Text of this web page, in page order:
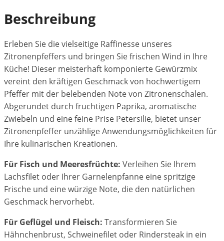
Beschreibung
Erleben Sie die vielseitige Raffinesse unseres
Zitronenpfeffers und bringen Sie frischen Wind in Ihre
Küche! Dieser meisterhaft komponierte Gewürzmix
vereint den kräftigen Geschmack von hochwertigem
Pfeffer mit der belebenden Note von Zitronenschalen.
Abgerundet durch fruchtigen Paprika, aromatische
Zwiebeln und eine feine Prise Petersilie, bietet unser
Zitronenpfeffer unzählige Anwendungsmöglichkeiten für
Ihre kulinarischen Kreationen.
Für Fisch und Meeresfrüchte: Verleihen Sie Ihrem
Lachsfilet oder Ihrer Garnelenpfanne eine spritzige
Frische und eine würzige Note, die den natürlichen
Geschmack hervorhebt.
Für Geflügel und Fleisch: Transformieren Sie
Hähnchenbrust, Schweinefilet oder Rindersteak in ein